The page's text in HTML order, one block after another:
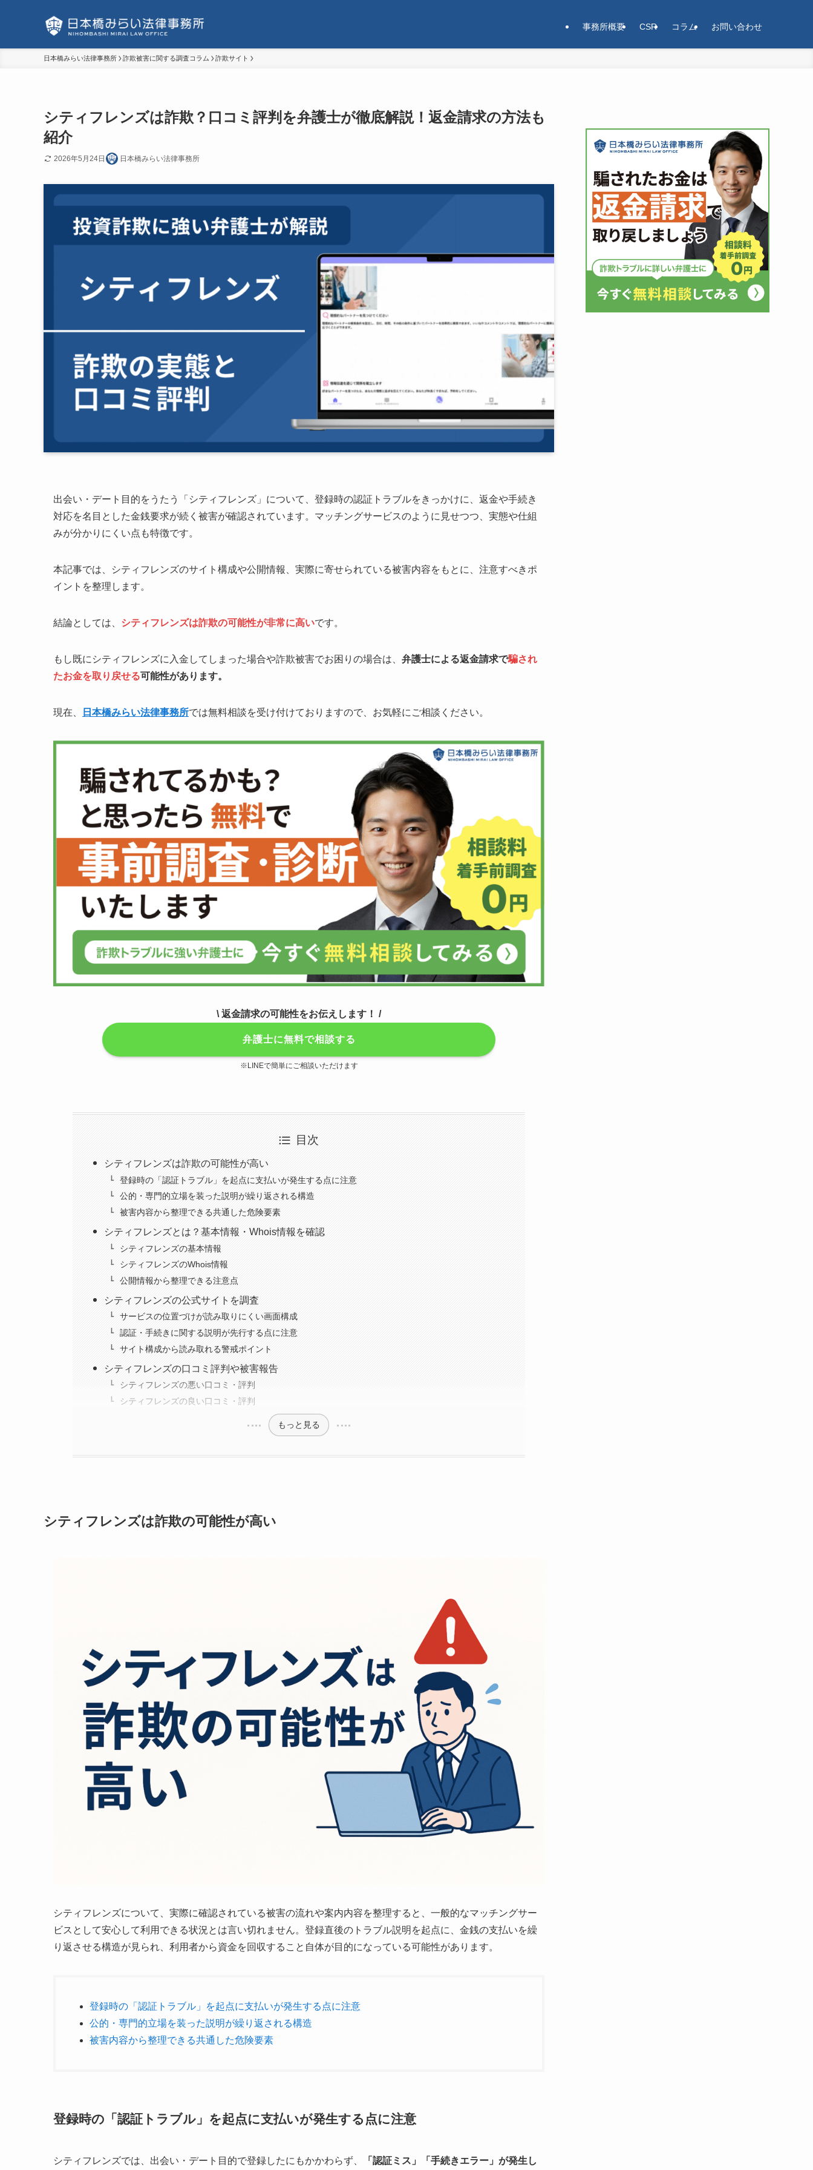
事務所概要 CSR コラム お問い合わせ
日本橋みらい法律事務所 詐欺被害に関する調査コラム 詐欺サイト
シティフレンズは詐欺？口コミ評判を弁護士が徹底解説！返金請求の方法も
紹介
2026年5月24日 日本橋みらい法律事務所
出会い・デート目的をうたう「シティフレンズ」について、登録時の認証トラブルをきっかけに、返金や手続き
対応を名目とした金銭要求が続く被害が確認されています。マッチングサービスのように見せつつ、実態や仕組
みが分かりにくい点も特徴です。
本記事では、シティフレンズのサイト構成や公開情報、実際に寄せられている被害内容をもとに、注意すべきポ
イントを整理します。
結論としては、 シティフレンズは詐欺の可能性が非常に高いです。
もし既にシティフレンズに入金してしまった場合や詐欺被害でお困りの場合は、 弁護士による返金請求で騙され
たお金を取り戻せる可能性があります。
現在、 日本橋みらい法律事務所では無料相談を受け付けておりますので、お気軽にご相談ください。
\ 返金請求の可能性をお伝えします！ /
弁護士に無料で相談する
※LINEで簡単にご相談いただけます
目次
シティフレンズは詐欺の可能性が高い
登録時の「認証トラブル」を起点に支払いが発生する点に注意
公的・専門的立場を装った説明が繰り返される構造
被害内容から整理できる共通した危険要素
シティフレンズとは？基本情報・Whois情報を確認
シティフレンズの基本情報
シティフレンズのWhois情報
公開情報から整理できる注意点
シティフレンズの公式サイトを調査
サービスの位置づけが読み取りにくい画面構成
認証・手続きに関する説明が先行する点に注意
サイト構成から読み取れる警戒ポイント
シティフレンズの口コミ評判や被害報告
シティフレンズの悪い口コミ・評判
シティフレンズの良い口コミ・評判
もっと見る
シティフレンズは詐欺の可能性が高い
シティフレンズについて、実際に確認されている被害の流れや案内内容を整理すると、一般的なマッチングサー
ビスとして安心して利用できる状況とは言い切れません。登録直後のトラブル説明を起点に、金銭の支払いを繰
り返させる構造が見られ、利用者から資金を回収すること自体が目的になっている可能性があります。
登録時の「認証トラブル」を起点に支払いが発生する点に注意
公的・専門的立場を装った説明が繰り返される構造
被害内容から整理できる共通した危険要素
登録時の「認証トラブル」を起点に支払いが発生する点に注意
シティフレンズでは、出会い・デート目的で登録したにもかかわらず、 「認証ミス」「手続きエラー」が発生し